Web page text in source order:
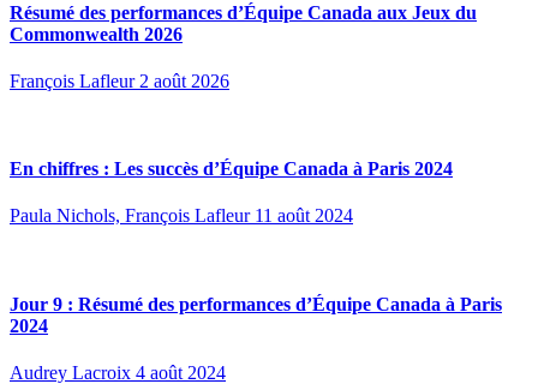
Résumé des performances d’Équipe Canada aux Jeux du
Commonwealth 2026
François Lafleur 2 août 2026
En chiffres : Les succès d’Équipe Canada à Paris 2024
Paula Nichols, François Lafleur 11 août 2024
Jour 9 : Résumé des performances d’Équipe Canada à Paris
2024
Audrey Lacroix 4 août 2024